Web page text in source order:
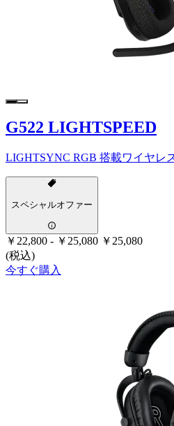
G522 LIGHTSPEED
LIGHTSYNC RGB 搭載ワイヤレ
スペシャルオファー
￥22,800 - ￥25,080 ￥25,080
(税込)
今すぐ購入